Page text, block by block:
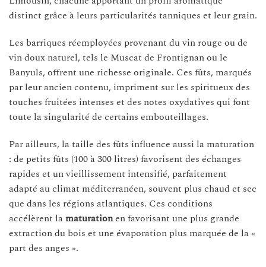
distinct grâce à leurs particularités tanniques et leur grain.
Les barriques réemployées provenant du vin rouge ou de
vin doux naturel, tels le Muscat de Frontignan ou le
Banyuls, offrent une richesse originale. Ces fûts, marqués
par leur ancien contenu, impriment sur les spiritueux des
touches fruitées intenses et des notes oxydatives qui font
toute la singularité de certains embouteillages.
Par ailleurs, la taille des fûts influence aussi la maturation
: de petits fûts (100 à 300 litres) favorisent des échanges
rapides et un vieillissement intensifié, parfaitement
adapté au climat méditerranéen, souvent plus chaud et sec
que dans les régions atlantiques. Ces conditions
accélèrent lamaturationen favorisant une plus grande
extraction du bois et une évaporation plus marquée de la «
part des anges ».